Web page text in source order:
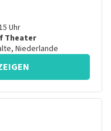
Uhr
Theater
, Niederlande